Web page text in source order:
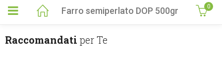
Farro semiperlato DOP 500gr 0
Raccomandati per Te